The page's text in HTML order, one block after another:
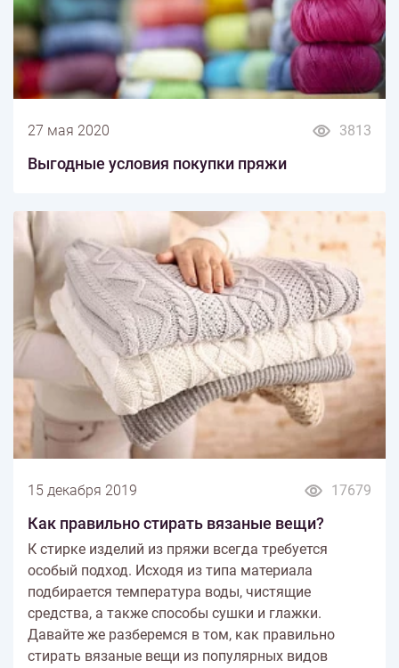
3813
27 мая 2020
Выгодные условия покупки пряжи
17679
15 декабря 2019
Как правильно стирать вязаные вещи?
К стирке изделий из пряжи всегда требуется
особый подход. Исходя из типа материала
подбирается температура воды, чистящие
средства, а также способы сушки и глажки.
Давайте же разберемся в том, как правильно
стирать вязаные вещи из популярных видов